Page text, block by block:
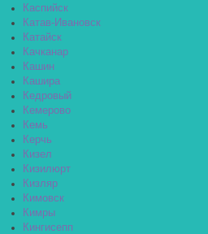
Каспийск
Катав-Ивановск
Катайск
Качканар
Кашин
Кашира
Кедровый
Кемерово
Кемь
Керчь
Кизел
Кизилюрт
Кизляр
Кимовск
Кимры
Кингисепп